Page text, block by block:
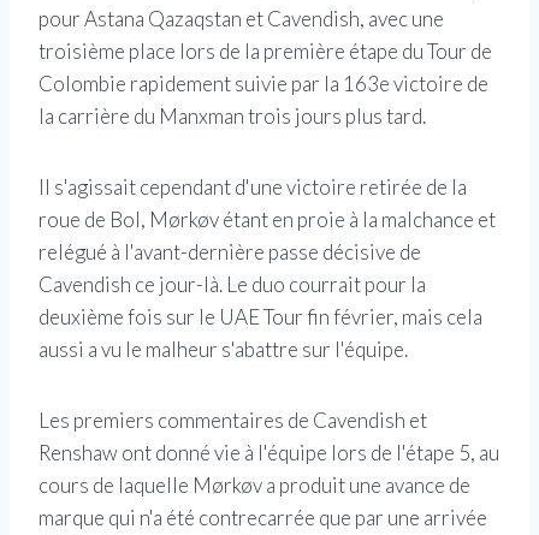
pour Astana Qazaqstan et Cavendish, avec une
troisième place lors de la première étape du Tour de
Colombie rapidement suivie par la 163e victoire de
la carrière du Manxman trois jours plus tard.
Il s'agissait cependant d'une victoire retirée de la
roue de Bol, Mørkøv étant en proie à la malchance et
relégué à l'avant-dernière passe décisive de
Cavendish ce jour-là. Le duo courrait pour la
deuxième fois sur le UAE Tour fin février, mais cela
aussi a vu le malheur s'abattre sur l'équipe.
Les premiers commentaires de Cavendish et
Renshaw ont donné vie à l'équipe lors de l'étape 5, au
cours de laquelle Mørkøv a produit une avance de
marque qui n'a été contrecarrée que par une arrivée